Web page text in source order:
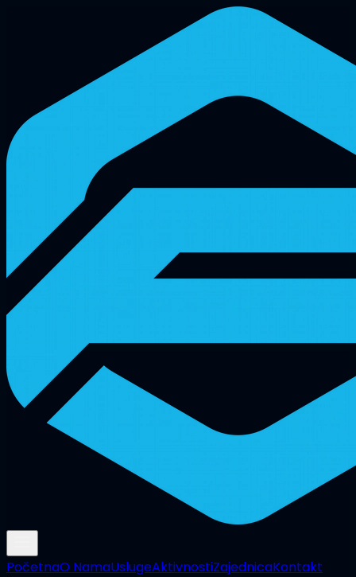
PočetnaO NamaUslugeAktivnostiZajednicaKontakt